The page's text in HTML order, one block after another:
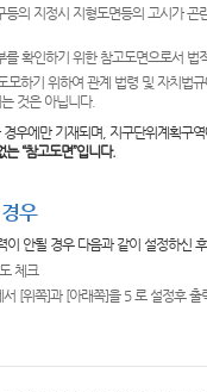
등의 지정시 지형도면등의 고시가
확인하기 위한 참고도면으로서
모하기 위하여 관계 법령 및 자치
것은 아닙니다.
우에만 기재되며, 지구단위계획
“참고도면”입니다.
우
안될 경우 다음과 같이 설정하신
체크
[위쪽]과 [아래쪽]을 5 로 설정후 출